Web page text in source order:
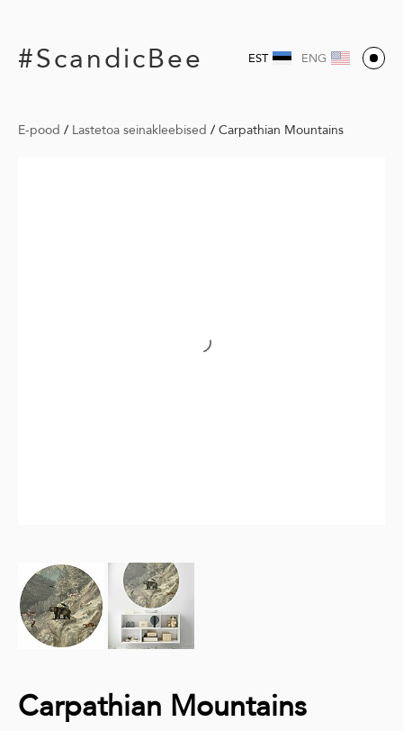
#ScandicBee EST ENG
E-pood / Lastetoa seinakleebised / Carpathian Mountains
Carpathian Mountains